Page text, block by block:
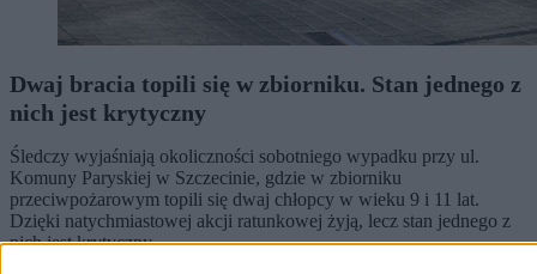
Dwaj bracia topili się w zbiorniku. Stan jednego z
nich jest krytyczny
Śledczy wyjaśniają okoliczności sobotniego wypadku przy ul.
Komuny Paryskiej w Szczecinie, gdzie w zbiorniku
przeciwpożarowym topili się dwaj chłopcy w wieku 9 i 11 lat.
Dzięki natychmiastowej akcji ratunkowej żyją, lecz stan jednego z
nich jest krytyczny.